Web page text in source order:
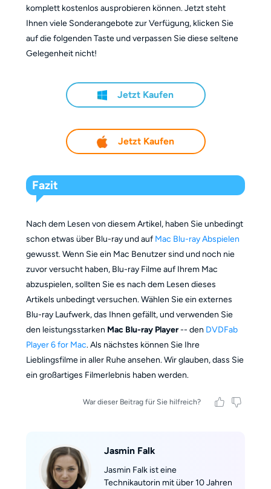
komplett kostenlos ausprobieren können. Jetzt steht
Ihnen viele Sonderangebote zur Verfügung, klicken Sie
auf die folgenden Taste und verpassen Sie diese seltene
Gelegenheit nicht!
Jetzt Kaufen
Jetzt Kaufen
Fazit
Nach dem Lesen von diesem Artikel, haben Sie unbedingt
schon etwas über Blu-ray und auf Mac Blu-ray Abspielen
gewusst. Wenn Sie ein Mac Benutzer sind und noch nie
zuvor versucht haben, Blu-ray Filme auf Ihrem Mac
abzuspielen, sollten Sie es nach dem Lesen dieses
Artikels unbedingt versuchen. Wählen Sie ein externes
Blu-ray Laufwerk, das Ihnen gefällt, und verwenden Sie
den leistungsstarken Mac Blu-ray Player-- den DVDFab
Player 6 for Mac. Als nächstes können Sie Ihre
Lieblingsfilme in aller Ruhe ansehen. Wir glauben, dass Sie
ein großartiges Filmerlebnis haben werden.
War dieser Beitrag für Sie hilfreich?
Jasmin Falk
Jasmin Falk ist eine
Technikautorin mit über 10 Jahren